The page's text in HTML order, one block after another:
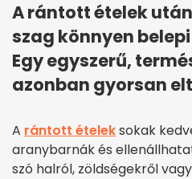
A rántott ételek
szag könnyen
Egy egyszerű,
azonban gyorsan
A rántott ételeksokak
aranybarnák és
szó halról, zöldségekről